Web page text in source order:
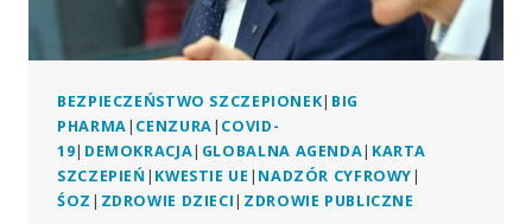
BEZPIECZEŃSTWO SZCZEPIONEK| BIG
PHARMA| CENZURA| COVID-
19| DEMOKRACJA| GLOBALNA AGENDA| KARTA
SZCZEPIEŃ| KWESTIE UE | NADZÓR CYFROWY|
ŚOZ | ZDROWIE DZIECI| ZDROWIE PUBLICZNE